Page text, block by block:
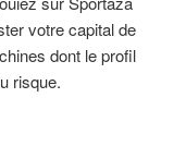
votre capital de
dont le profil
risque.